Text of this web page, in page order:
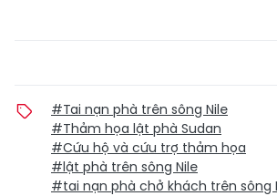
#Tai nạn phà trên sông Nile
#Thảm họa lật phà Sudan
#Cứu hộ và cứu trợ thảm họa
#lật phà trên sông Nile
#tai nạn phà chở khách trên sông